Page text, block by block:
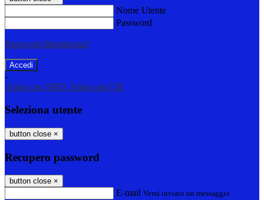
Nome Utente
Password
Password dimenticata?
-
Entra con SPID Entra con CIE
Seleziona utente
button close ×
Recupero password
button close ×
E-mail Verrà inviato un messaggio